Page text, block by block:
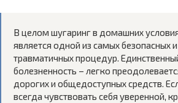
В целом шугаринг в домашних
является одной из самых безопасных
травматичных процедур.
болезненность – легко
дорогих и общедоступных средств.
всегда чувствовать себя уверенной,